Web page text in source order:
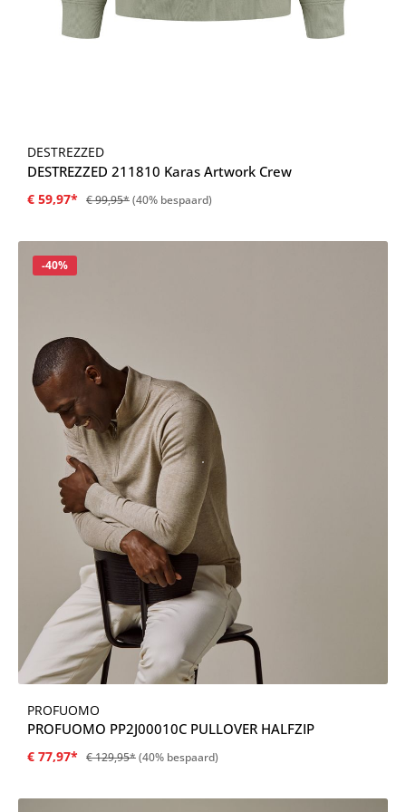
DESTREZZED
DESTREZZED 211810 Karas Artwork Crew
€ 59,97* € 99,95*(40% bespaard)
Korting
-40%
PROFUOMO
PROFUOMO PP2J00010C PULLOVER HALFZIP
€ 77,97* € 129,95*(40% bespaard)